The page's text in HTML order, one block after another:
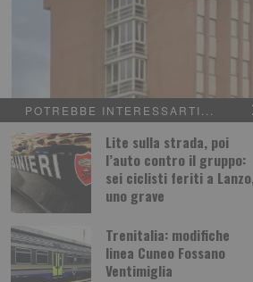
POTREBBE INTERESSARTI...
Lite sulla strada, poi
l’auto contro il gruppo:
sei ciclisti feriti a
uno grave
Trenitalia: modifiche
linea Cuneo Fossano
Ventimiglia
“Carcere piazza di spaccio”: agente
Aveva rilasciato un’intervista al Tg5 e l’agente
penitenziaria è stato sospeso dal servizio